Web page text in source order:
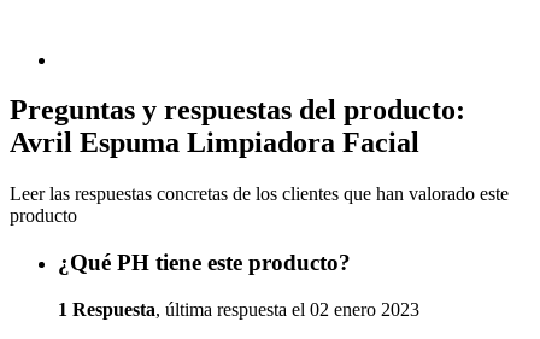
Preguntas y respuestas del producto:
Avril Espuma Limpiadora Facial
Leer las respuestas concretas de los clientes que han valorado este
producto
¿Qué PH tiene este producto?
1 Respuesta, última respuesta el 02 enero 2023